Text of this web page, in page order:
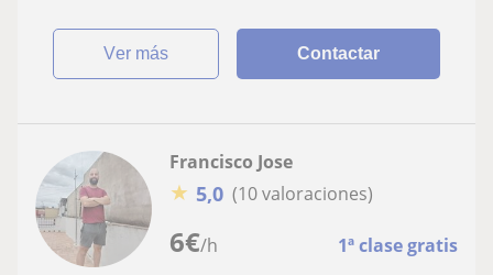
ver más Contactar
6€/h 1ª clase gratis
Francisco Jose
★ 5,0 (10 valoraciones)